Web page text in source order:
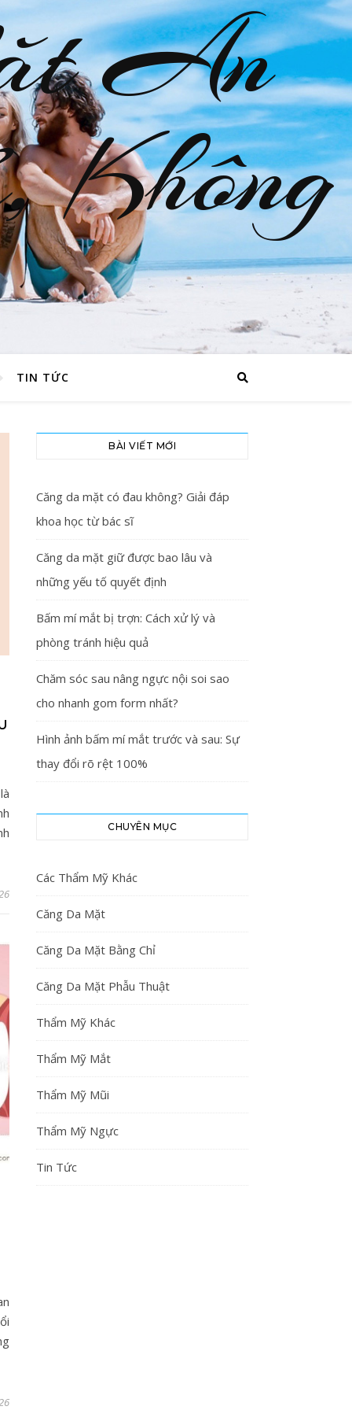
An
Không
TIN TỨC
BÀI VIẾT MỚI
Căng da mặt có đau không? Giải đáp
khoa học từ bác sĩ
Căng da mặt giữ được bao lâu và
những yếu tố quyết định
Bấm mí mắt bị trợn: Cách xử lý và
phòng tránh hiệu quả
Chăm sóc sau nâng ngực nội soi sao
cho nhanh gom form nhất?
Hình ảnh bấm mí mắt trước và sau: Sự
thay đổi rõ rệt 100%
CHUYÊN MỤC
Các Thẩm Mỹ Khác
Căng Da Mặt
Căng Da Mặt Bằng Chỉ
Căng Da Mặt Phẫu Thuật
Thẩm Mỹ Khác
Thẩm Mỹ Mắt
Thẩm Mỹ Mũi
Thẩm Mỹ Ngực
Tin Tức